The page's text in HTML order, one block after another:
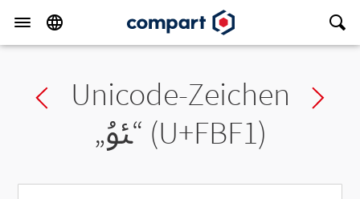
Previous char
Unicode-Zeichen
„ﯱ“ (U+FBF1)